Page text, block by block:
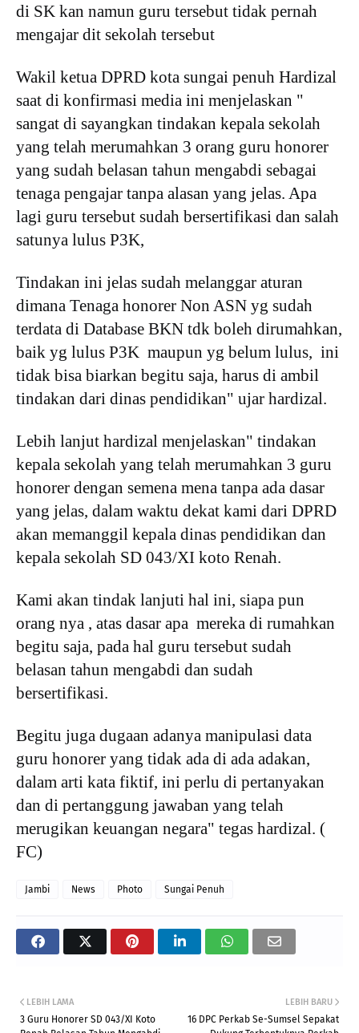
di SK kan namun guru tersebut tidak pernah
mengajar dit sekolah tersebut
Wakil ketua DPRD kota sungai penuh Hardizal
saat di konfirmasi media ini menjelaskan "
sangat di sayangkan tindakan kepala sekolah
yang telah merumahkan 3 orang guru honorer
yang sudah belasan tahun mengabdi sebagai
tenaga pengajar tanpa alasan yang jelas. Apa
lagi guru tersebut sudah bersertifikasi dan salah
satunya lulus P3K,
Tindakan ini jelas sudah melanggar aturan
dimana Tenaga honorer Non ASN yg sudah
terdata di Database BKN tdk boleh dirumahkan,
baik yg lulus P3K maupun yg belum lulus, ini
tidak bisa biarkan begitu saja, harus di ambil
tindakan dari dinas pendidikan" ujar hardizal.
Lebih lanjut hardizal menjelaskan" tindakan
kepala sekolah yang telah merumahkan 3 guru
honorer dengan semena mena tanpa ada dasar
yang jelas, dalam waktu dekat kami dari DPRD
akan memanggil kepala dinas pendidikan dan
kepala sekolah SD 043/XI koto Renah.
Kami akan tindak lanjuti hal ini, siapa pun
orang nya , atas dasar apa mereka di rumahkan
begitu saja, pada hal guru tersebut sudah
belasan tahun mengabdi dan sudah
bersertifikasi.
Begitu juga dugaan adanya manipulasi data
guru honorer yang tidak ada di ada adakan,
dalam arti kata fiktif, ini perlu di pertanyakan
dan di pertanggung jawaban yang telah
merugikan keuangan negara" tegas hardizal. (
FC)
Jambi News Photo Sungai Penuh
LEBIH BARU
16 DPC Perkab Se-Sumsel Sepakat
LEBIH LAMA
3 Guru Honorer SD 043/XI Koto